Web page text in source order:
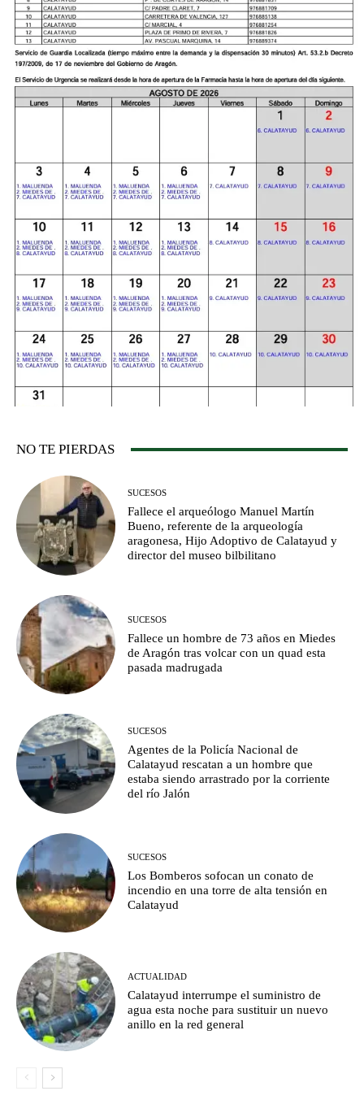
NO TE PIERDAS
SUCESOS
Fallece el arqueólogo Manuel Martín
Bueno, referente de la arqueología
aragonesa, Hijo Adoptivo de Calatayud y
director del museo bilbilitano
SUCESOS
Fallece un hombre de 73 años en Miedes
de Aragón tras volcar con un quad esta
pasada madrugada
SUCESOS
Agentes de la Policía Nacional de
Calatayud rescatan a un hombre que
estaba siendo arrastrado por la corriente
del río Jalón
SUCESOS
Los Bomberos sofocan un conato de
incendio en una torre de alta tensión en
Calatayud
ACTUALIDAD
Calatayud interrumpe el suministro de
agua esta noche para sustituir un nuevo
anillo en la red general